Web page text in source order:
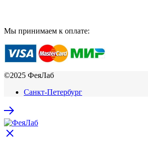
Мы принимаем к оплате:
©2025 ФеяЛаб
Санкт-Петербург